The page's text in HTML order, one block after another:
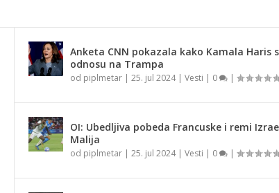
Anketa CNN pokazala kako Kamala Haris
odnosu na Trampa
od piplmetar| 25. jul 2024| Vesti | 0 |
OI: Ubedljiva pobeda Francuske i remi
Malija
od piplmetar| 25. jul 2024| Vesti | 0 |